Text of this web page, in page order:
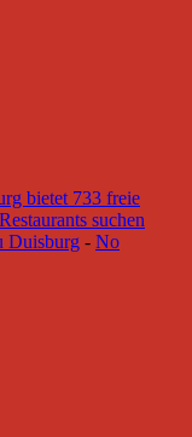
bietet 733 freie
suchen
Duisburg - No